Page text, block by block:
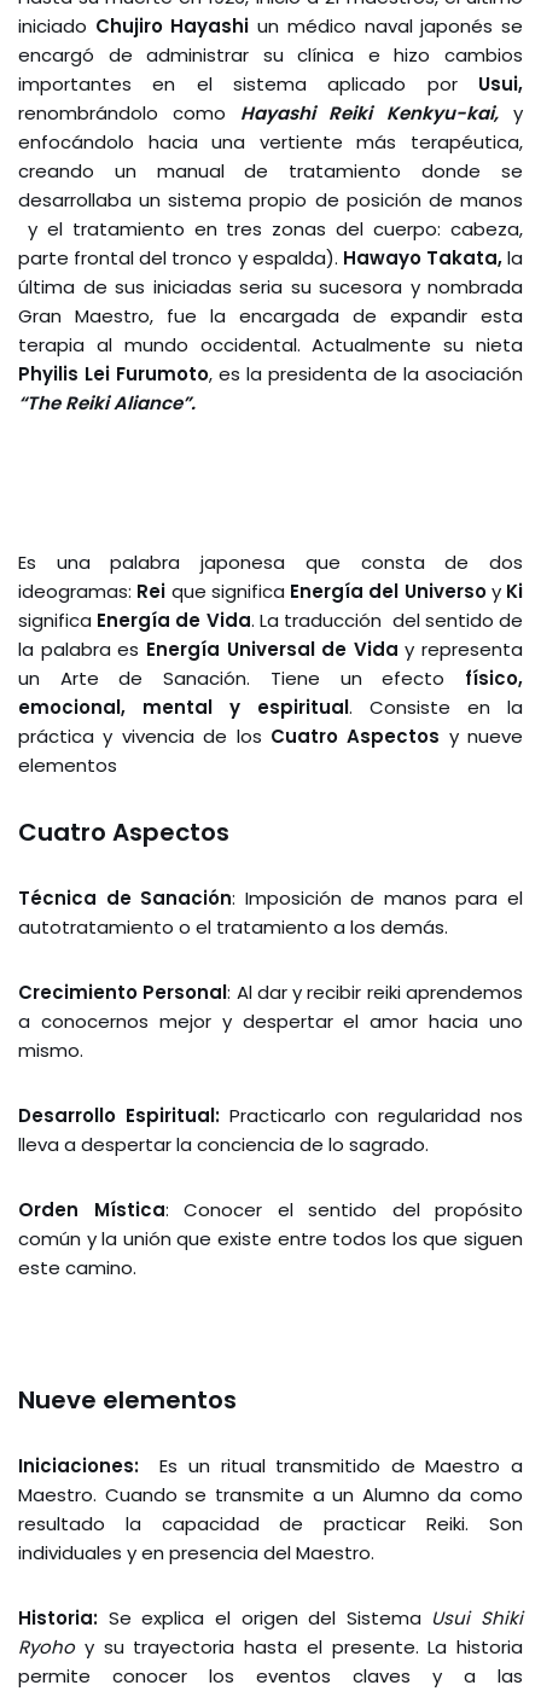
iniciado Chujiro Hayashi un médico naval japonés se
encargó de administrar su clínica e hizo cambios
importantes en el sistema aplicado por Usui,
renombrándolo como Hayashi Reiki Kenkyu-kai, y
enfocándolo hacia una vertiente más terapéutica,
creando un manual de tratamiento donde se
desarrollaba un sistema propio de posición de manos
y el tratamiento en tres zonas del cuerpo: cabeza,
parte frontal del tronco y espalda). Hawayo Takata,la
última de sus iniciadas seria su sucesora y nombrada
Gran Maestro, fue la encargada de expandir esta
terapia al mundo occidental. Actualmente su nieta
Phyilis Lei Furumoto, es la presidenta de la asociación
“The Reiki Aliance”.
Es una palabra japonesa que consta de dos
ideogramas: Rei que significa Energía del UniversoyKi
significa Energía de Vida. La traducción del sentido de
la palabra es Energía Universal de Vida y representa
un Arte de Sanación. Tiene un efecto físico,
emocional, mental y espiritual. Consiste en la
práctica y vivencia de los Cuatro Aspectos y nueve
elementos
Cuatro Aspectos
Técnica de Sanación: Imposición de manos para el
autotratamiento o el tratamiento a los demás.
Crecimiento Personal: Al dar y recibir reiki aprendemos
a conocernos mejor y despertar el amor hacia uno
mismo.
Desarrollo Espiritual:Practicarlo con regularidad nos
lleva a despertar la conciencia de lo sagrado.
Orden Mística: Conocer el sentido del propósito
común y la unión que existe entre todos los que siguen
este camino.
Nueve elementos
Iniciaciones:Es un ritual transmitido de Maestro a
Maestro. Cuando se transmite a un Alumno da como
resultado la capacidad de practicar Reiki. Son
individuales y en presencia del Maestro.
Historia: Se explica el origen del Sistema Usui Shiki
Ryohoy su trayectoria hasta el presente. La historia
permite conocer los eventos claves y a las